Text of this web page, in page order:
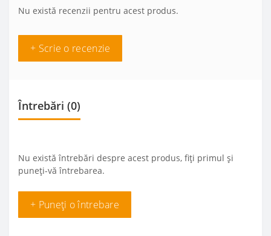
Nu există recenzii pentru acest produs.
+ Scrie o recenzie
Întrebări (0)
Nu există întrebări despre acest produs, fiți primul și
puneți-vă întrebarea.
+ Puneți o întrebare